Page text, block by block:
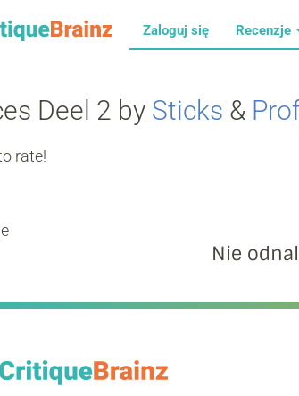
Zaloguj się Recenzje
Deel 2 by Sticks &
rate!
Nie